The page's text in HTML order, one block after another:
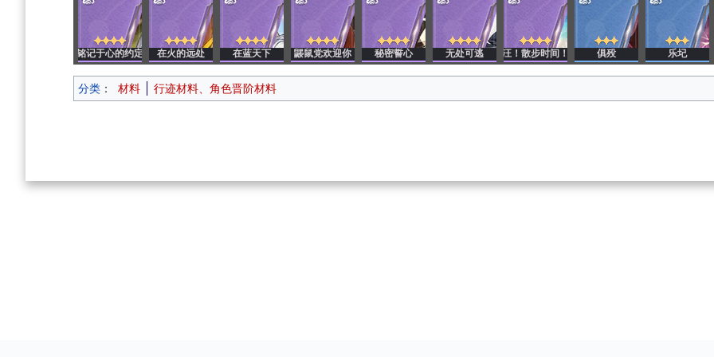
铭记于心的约定 在火的远处 在蓝天下 鼹鼠党欢迎你 秘密誓心 无处可逃 汪！散步时间！ 俱殁 乐圮
分类 ： 材料 行迹材料、角色晋阶材料